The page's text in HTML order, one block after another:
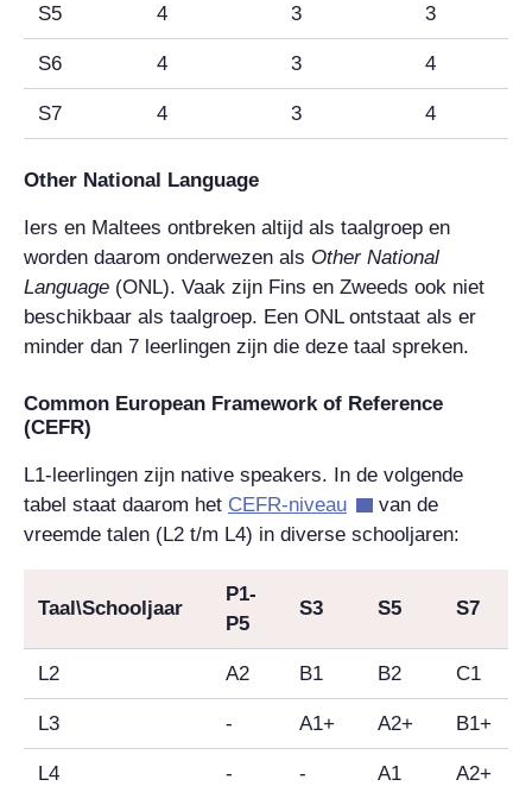
S5 4 3 3
S6 4 3 4
S7 4 3 4
Other National Language
Iers en Maltees ontbreken altijd als taalgroep en
worden daarom onderwezen als Other National
Language (ONL). Vaak zijn Fins en Zweeds ook niet
beschikbaar als taalgroep. Een ONL ontstaat als er
minder dan 7 leerlingen zijn die deze taal spreken.
Common European Framework of Reference
(CEFR)
L1-leerlingen zijn native speakers. In de volgende
tabel staat daarom het CEFR-niveau
van de
vreemde talen (L2 t/m L4) in diverse schooljaren:
Taal\Schooljaar
P1-
P5
S3 S5 S7
L2 A2 B1 B2 C1
L3 - A1+ A2+ B1+
L4 - - A1 A2+